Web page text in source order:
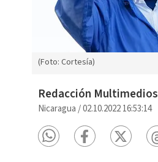
(Foto: Cortesía)
Redacción Multimedios
Nicaragua /02.10.2022 16:53:14